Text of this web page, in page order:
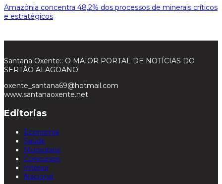
Amazônia concentra 48,2% dos processos de minerais críticos
e estratégicos
Santana Oxente:: O MAIOR PORTAL DE NOTÍCIAS DO
SERTÃO ALAGOANO
oxente_santana69@hotmail.com
www.santanaoxente.net
Editorias
Economia
Saúde
Municípios
Concursos
Interior
Nacional